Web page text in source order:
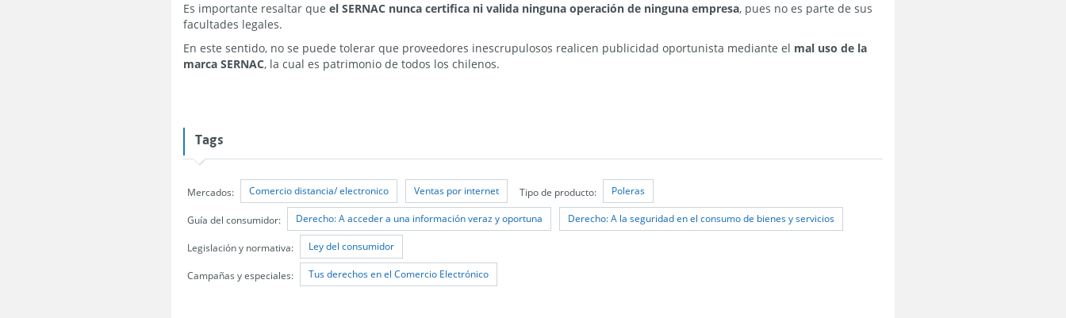
Es importante resaltar queel SERNAC nunca certifica ni valida ninguna operación de ninguna empresa, pues no es parte de sus
facultades legales.
En este sentido, no se puede tolerar que proveedores inescrupulosos realicen publicidad oportunista mediante el mal uso de la
marca SERNAC, la cual es patrimonio de todos los chilenos.
Tags
Mercados: Comercio distancia/ electronico Ventas por internet Tipo de producto: Poleras
Guía del consumidor: Derecho: A acceder a una información veraz y oportuna Derecho: A la seguridad en el consumo de bienes y servicios
Legislación y normativa: Ley del consumidor
Campañas y especiales: Tus derechos en el Comercio Electrónico